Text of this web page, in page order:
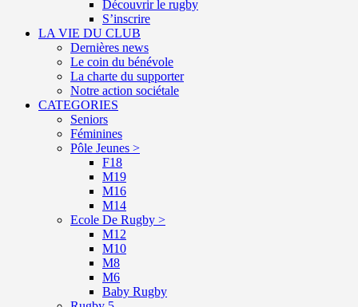
Découvrir le rugby
S’inscrire
LA VIE DU CLUB
Dernières news
Le coin du bénévole
La charte du supporter
Notre action sociétale
CATEGORIES
Seniors
Féminines
Pôle Jeunes >
F18
M19
M16
M14
Ecole De Rugby >
M12
M10
M8
M6
Baby Rugby